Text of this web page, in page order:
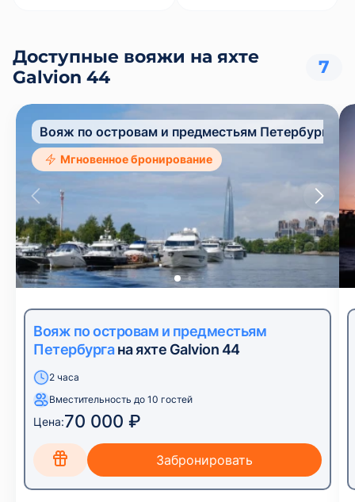
Доступные вояжи на яхте
Galvion 44
7
Вояж по островам и предместьям Петербурга
Мгновенное бронирование
Вояж по островам и предместьям
Петербургана яхте Galvion 44
2 часа
Вместительность до 10 гостей
Цена:70 000 ₽